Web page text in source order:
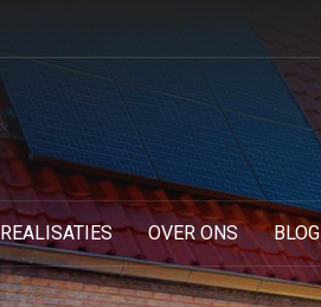
REALISATIES OVER ONS BLOG